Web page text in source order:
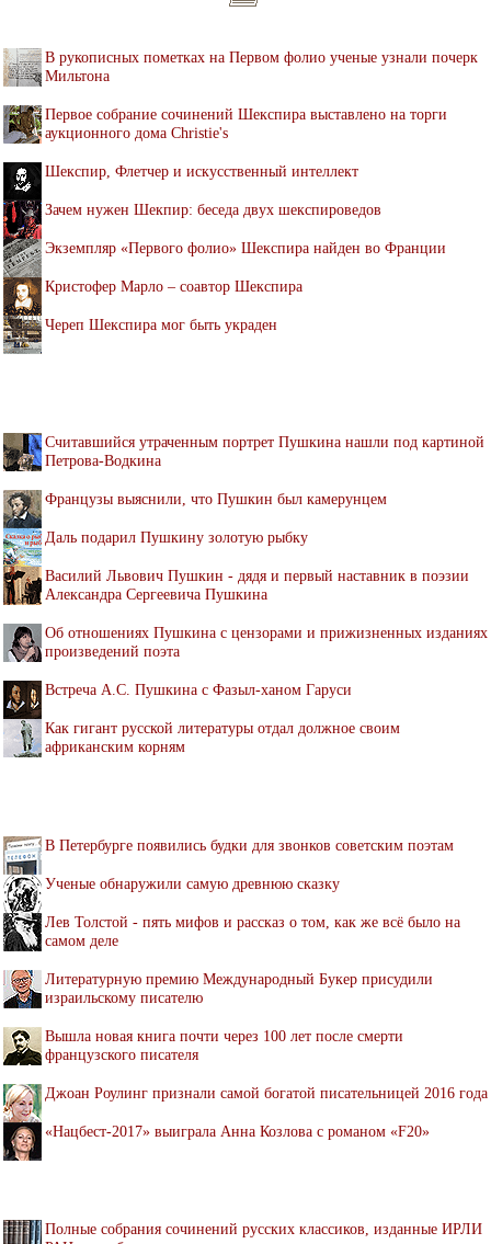
В рукописных пометках на Первом фолио ученые узнали почерк
Мильтона
Первое собрание сочинений Шекспира выставлено на торги
аукционного дома Christie's
Шекспир, Флетчер и искусственный интеллект
Зачем нужен Шекпир: беседа двух шекспироведов
Экземпляр «Первого фолио» Шекспира найден во Франции
Кристофер Марло – соавтор Шекспира
Череп Шекспира мог быть украден
Считавшийся утраченным портрет Пушкина нашли под картиной
Петрова-Водкина
Французы выяснили, что Пушкин был камерунцем
Даль подарил Пушкину золотую рыбку
Василий Львович Пушкин - дядя и первый наставник в поэзии
Александра Сергеевича Пушкина
Об отношениях Пушкина с цензорами и прижизненных изданиях
произведений поэта
Встреча А.С. Пушкина с Фазыл-ханом Гаруси
Как гигант русской литературы отдал должное своим
африканским корням
В Петербурге появились будки для звонков советским поэтам
Ученые обнаружили самую древнюю сказку
Лев Толстой - пять мифов и рассказ о том, как же всё было на
самом деле
Литературную премию Международный Букер присудили
израильскому писателю
Вышла новая книга почти через 100 лет после смерти
французского писателя
Джоан Роулинг признали самой богатой писательницей 2016 года
«Нацбест-2017» выиграла Анна Козлова с романом «F20»
Полные собрания сочинений русских классиков, изданные ИРЛИ